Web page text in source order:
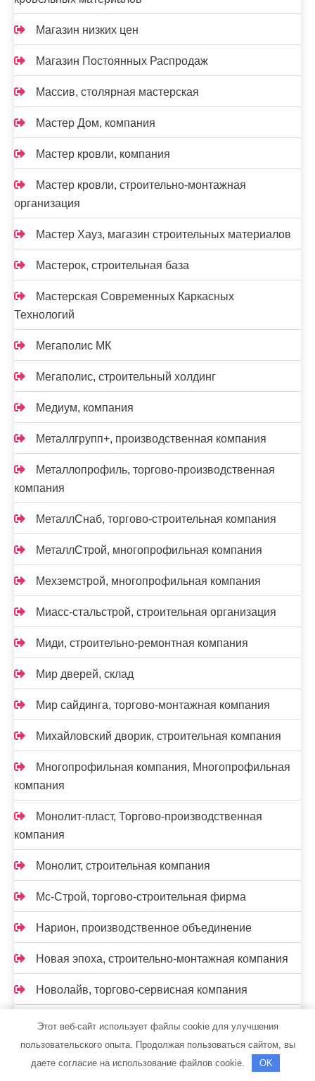
Магазин низких цен
Магазин Постоянных Распродаж
Массив, столярная мастерская
Мастер Дом, компания
Мастер кровли, компания
Мастер кровли, строительно-монтажная
организация
Мастер Хауз, магазин строительных материалов
Мастерок, строительная база
Мастерская Современных Каркасных
Технологий
Мегаполис МК
Мегаполис, строительный холдинг
Медиум, компания
Металлгрупп+, производственная компания
Металлопрофиль, торгово-производственная
компания
МеталлСнаб, торгово-строительная компания
МеталлСтрой, многопрофильная компания
Мехземстрой, многопрофильная компания
Миасс-cтальстрой, строительная организация
Миди, строительно-ремонтная компания
Мир дверей, склад
Мир сайдинга, торгово-монтажная компания
Михайловский дворик, строительная компания
Многопрофильная компания, Многопрофильная
компания
Монолит-пласт, Торгово-производственная
компания
Монолит, строительная компания
Мс-Строй, торгово-строительная фирма
Нарион, производственное объединение
Новая эпоха, строительно-монтажная компания
Новолайв, торгово-сервисная компания
НОВЫЙ КВАРТАЛ, компания
Нон-Стоп
Этот веб-сайт использует файлы cookie для улучшения
пользовательского опыта. Продолжая пользоваться сайтом, вы
даете согласие на использование файлов cookie.
OK